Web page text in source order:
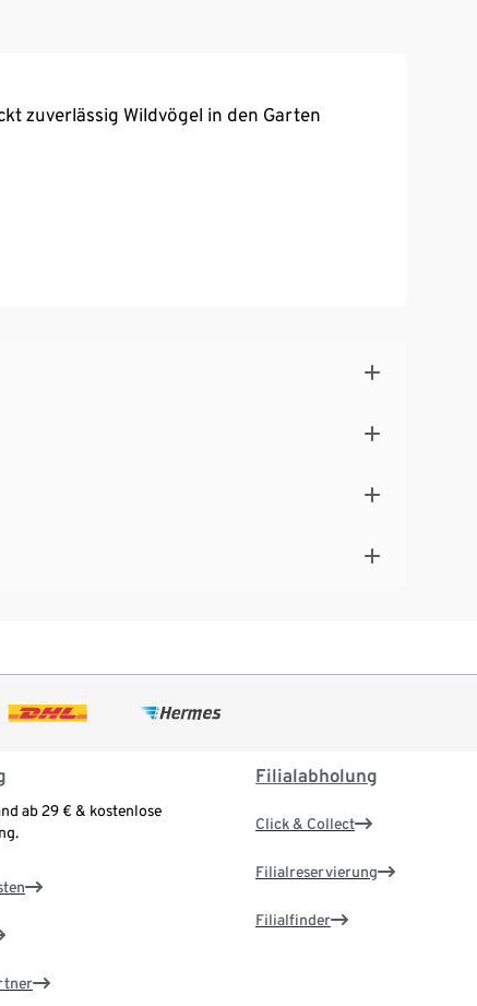
zuverlässig Wildvögel in den Garten
ab 29 € & kostenlose
Filialabholung
Click & Collect
Filialreservierung
Filialfinder